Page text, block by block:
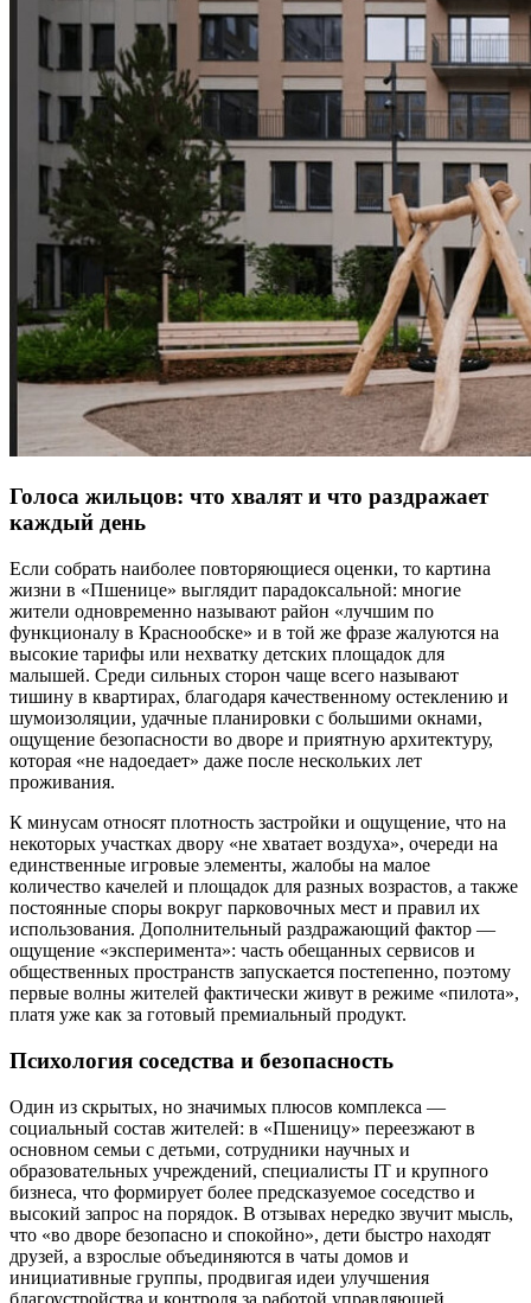
Голоса жильцов: что хвалят и что раздражает
каждый день
Если собрать наиболее повторяющиеся оценки, то картина
жизни в «Пшенице» выглядит парадоксальной: многие
жители одновременно называют район «лучшим по
функционалу в Краснообске» и в той же фразе жалуются на
высокие тарифы или нехватку детских площадок для
малышей. Среди сильных сторон чаще всего называют
тишину в квартирах, благодаря качественному остеклению и
шумоизоляции, удачные планировки с большими окнами,
ощущение безопасности во дворе и приятную архитектуру,
которая «не надоедает» даже после нескольких лет
проживания.
К минусам относят плотность застройки и ощущение, что на
некоторых участках двору «не хватает воздуха», очереди на
единственные игровые элементы, жалобы на малое
количество качелей и площадок для разных возрастов, а также
постоянные споры вокруг парковочных мест и правил их
использования. Дополнительный раздражающий фактор —
ощущение «эксперимента»: часть обещанных сервисов и
общественных пространств запускается постепенно, поэтому
первые волны жителей фактически живут в режиме «пилота»,
платя уже как за готовый премиальный продукт.
Психология соседства и безопасность
Один из скрытых, но значимых плюсов комплекса —
социальный состав жителей: в «Пшеницу» переезжают в
основном семьи с детьми, сотрудники научных и
образовательных учреждений, специалисты IT и крупного
бизнеса, что формирует более предсказуемое соседство и
высокий запрос на порядок. В отзывах нередко звучит мысль,
что «во дворе безопасно и спокойно», дети быстро находят
друзей, а взрослые объединяются в чаты домов и
инициативные группы, продвигая идеи улучшения
благоустройства и контроля за работой управляющей